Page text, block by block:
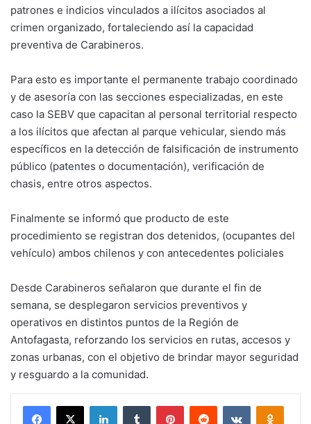
patrones e indicios vinculados a ilícitos asociados al
crimen organizado, fortaleciendo así la capacidad
preventiva de Carabineros.
Para esto es importante el permanente trabajo coordinado
y de asesoría con las secciones especializadas, en este
caso la SEBV que capacitan al personal territorial respecto
a los ilícitos que afectan al parque vehicular, siendo más
específicos en la detección de falsificación de instrumento
público (patentes o documentación), verificación de
chasis, entre otros aspectos.
Finalmente se informó que producto de este
procedimiento se registran dos detenidos, (ocupantes del
vehículo) ambos chilenos y con antecedentes policiales
Desde Carabineros señalaron que durante el fin de
semana, se desplegaron servicios preventivos y
operativos en distintos puntos de la Región de
Antofagasta, reforzando los servicios en rutas, accesos y
zonas urbanas, con el objetivo de brindar mayor seguridad
y resguardo a la comunidad.
Facebook
X LinkedInTumblr PinterestReddit VKontakte